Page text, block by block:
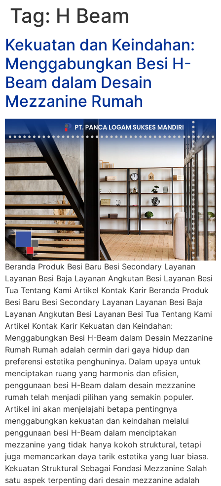
Tag: H Beam
Kekuatan dan Keindahan:
Menggabungkan Besi H-
Beam dalam Desain
Mezzanine Rumah
Beranda Produk Besi Baru Besi Secondary Layanan
Layanan Besi Baja Layanan Angkutan Besi Layanan Besi
Tua Tentang Kami Artikel Kontak Karir Beranda Produk
Besi Baru Besi Secondary Layanan Layanan Besi Baja
Layanan Angkutan Besi Layanan Besi Tua Tentang Kami
Artikel Kontak Karir Kekuatan dan Keindahan:
Menggabungkan Besi H-Beam dalam Desain Mezzanine
Rumah Rumah adalah cermin dari gaya hidup dan
preferensi estetika penghuninya. Dalam upaya untuk
menciptakan ruang yang harmonis dan efisien,
penggunaan besi H-Beam dalam desain mezzanine
rumah telah menjadi pilihan yang semakin populer.
Artikel ini akan menjelajahi betapa pentingnya
menggabungkan kekuatan dan keindahan melalui
penggunaan besi H-Beam dalam menciptakan
mezzanine yang tidak hanya kokoh struktural, tetapi
juga memancarkan daya tarik estetika yang luar biasa.
Kekuatan Struktural Sebagai Fondasi Mezzanine Salah
satu aspek terpenting dari desain mezzanine adalah